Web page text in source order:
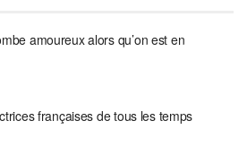
amoureux alors qu’on est en
françaises de tous les temps